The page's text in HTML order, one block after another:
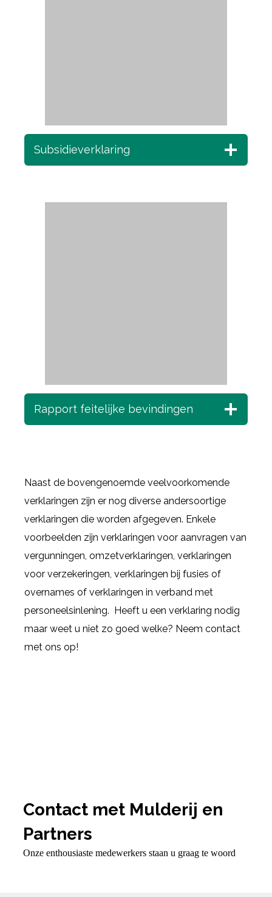
Subsidieverklaring
Rapport feitelijke bevindingen
Naast de bovengenoemde veelvoorkomende
verklaringen zijn er nog diverse andersoortige
verklaringen die worden afgegeven. Enkele
voorbeelden zijn verklaringen voor aanvragen van
vergunningen, omzetverklaringen, verklaringen
voor verzekeringen, verklaringen bij fusies of
overnames of verklaringen in verband met
personeelsinlening. Heeft u een verklaring nodig
maar weet u niet zo goed welke? Neem contact
met ons op!
Contact met Mulderij en
Partners
Onze enthousiaste medewerkers staan u graag te woord